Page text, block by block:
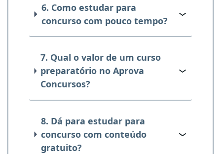
6. Como estudar para
concurso com pouco tempo?
7. Qual o valor de um curso
preparatório no Aprova
Concursos?
8. Dá para estudar para
concurso com conteúdo
gratuito?